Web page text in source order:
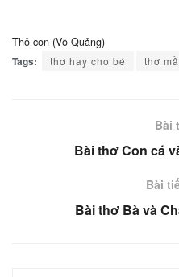
Thỏ con (Võ Quảng)
Tags:
thơ hay cho bé thơ
Bài
Bài thơ Con cá
Bài
Bài thơ Bà và